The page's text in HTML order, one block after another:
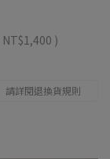
NT$1,400 )
請詳閱退換貨規則